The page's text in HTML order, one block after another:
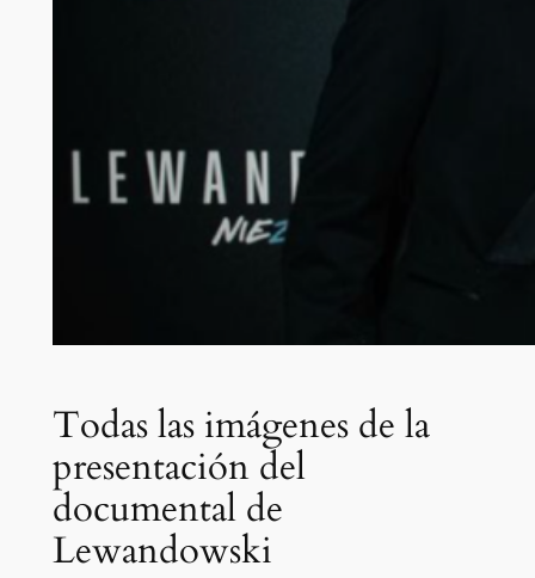
Todas las imágenes de la
presentación del
documental de
Lewandowski